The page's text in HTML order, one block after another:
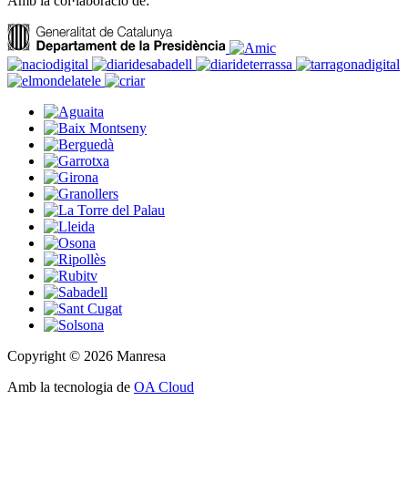
Copyright © 2026 Manresa
Amb la tecnologia de OA Cloud